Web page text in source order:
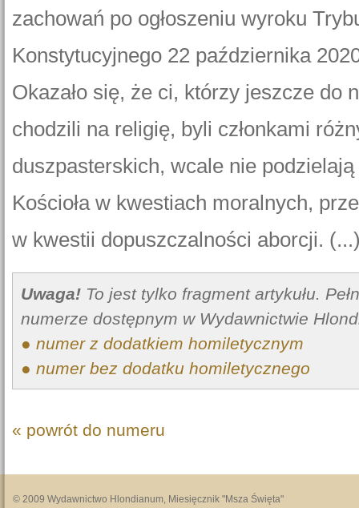
zachowań po ogłoszeniu wyroku
Konstytucyjnego 22 października
Okazało się, że ci, którzy jeszcze do
chodzili na religię, byli członkami
duszpasterskich, wcale nie
Kościoła w kwestiach moralnych,
w kwestii dopuszczalności aborcji.
Uwaga! To jest tylko fragment artykułu.
numerze dostępnym w Wydawnictwie
● numer z dodatkiem homiletycznym
● numer bez dodatku homiletycznego
« powrót do numeru
© 2009 Wydawnictwo Hlondianum, Miesięcznik "Msza Święta"